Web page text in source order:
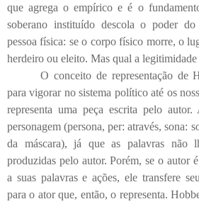
que agrega o empírico e é o
soberano instituído descola o poder
pessoa física: se o corpo físico morre, o
herdeiro ou eleito. Mas qual a legitimidade
O conceito de representação de
para vigorar no sistema político até os
representa uma peça escrita pelo
personagem (persona, per: através, sona:
da máscara), já que as palavras não
produzidas pelo autor. Porém, se o autor
a suas palavras e ações, ele transfere
para o ator que, então, o representa.